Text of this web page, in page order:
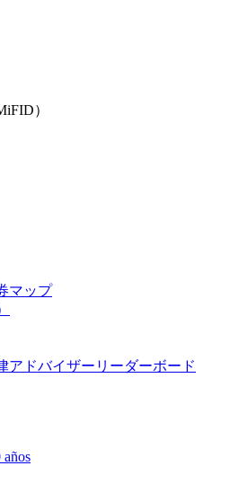
）
マップ
アドバイザーリーダーボード
años